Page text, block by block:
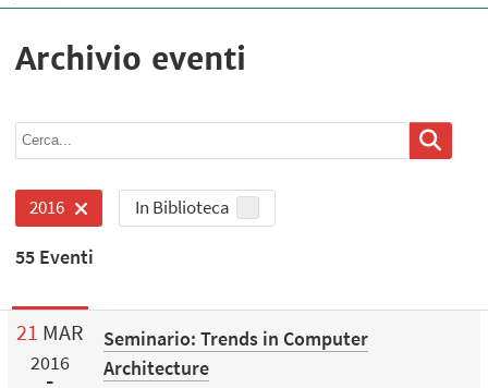
Archivio eventi
2016 In Biblioteca
55 Eventi
21 MAR
2016
Seminario: Trends in Computer
Architecture